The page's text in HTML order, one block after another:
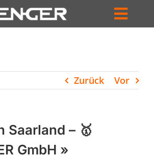
Zurück Vor
Saarland – 🥇
GmbH »